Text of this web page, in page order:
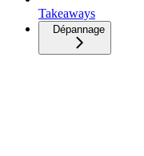
Takeaways
Dépannage